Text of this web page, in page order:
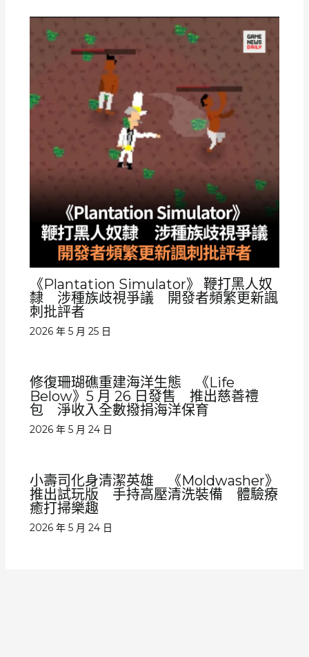
《Plantation Simulator》 鞭打黑人奴
隸 涉種族歧視爭議 開發者頻繁更新諷
刺批評者
2026 年 5 月 25 日
修復珊瑚礁重建海洋生態 《Life
Below》5 月 26 日發售 推出慈善禮
包 淨收入全數撥捐海洋保育
2026 年 5 月 24 日
小壽司化身清潔英雄 《Moldwasher》
推出試玩版 手持高壓清洗裝備 體驗療
癒打掃樂趣
2026 年 5 月 24 日